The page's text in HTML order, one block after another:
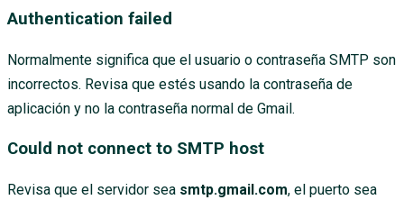
Authentication failed
Normalmente significa que el usuario o contraseña SMTP son
incorrectos. Revisa que estés usando la contraseña de
aplicación y no la contraseña normal de Gmail.
Could not connect to SMTP host
Revisa que el servidor sea smtp.gmail.com, el puerto sea